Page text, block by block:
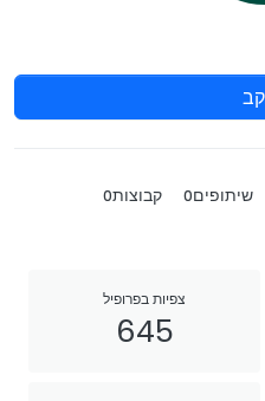
שיתופים0 קבוצות0
צפיות בפרופיל
645